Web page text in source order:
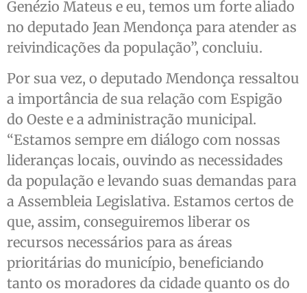
Genézio Mateus e eu, temos um forte aliado
no deputado Jean Mendonça para atender as
reivindicações da população”, concluiu.
Por sua vez, o deputado Mendonça ressaltou
a importância de sua relação com Espigão
do Oeste e a administração municipal.
“Estamos sempre em diálogo com nossas
lideranças locais, ouvindo as necessidades
da população e levando suas demandas para
a Assembleia Legislativa. Estamos certos de
que, assim, conseguiremos liberar os
recursos necessários para as áreas
prioritárias do município, beneficiando
tanto os moradores da cidade quanto os do